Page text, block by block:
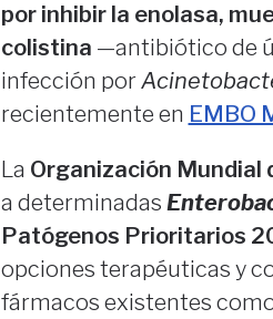
por inhibir la enolasa,
colistina —antibiótico de
infección por
recientemente en EMBO
La Organización Mundial
a determinadas
Patógenos Prioritarios
opciones terapéuticas y
fármacos existentes